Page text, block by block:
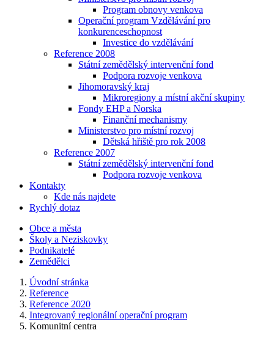
Program obnovy venkova
Operační program Vzdělávání pro
konkurenceschopnost
Investice do vzdělávání
Reference 2008
Státní zemědělský intervenční fond
Podpora rozvoje venkova
Jihomoravský kraj
Mikroregiony a místní akční skupiny
Fondy EHP a Norska
Finanční mechanismy
Ministerstvo pro místní rozvoj
Dětská hřiště pro rok 2008
Reference 2007
Státní zemědělský intervenční fond
Podpora rozvoje venkova
Kontakty
Kde nás najdete
Rychlý dotaz
Obce a města
Školy a Neziskovky
Podnikatelé
Zemědělci
Úvodní stránka
Reference
Reference 2020
Integrovaný regionální operační program
Komunitní centra